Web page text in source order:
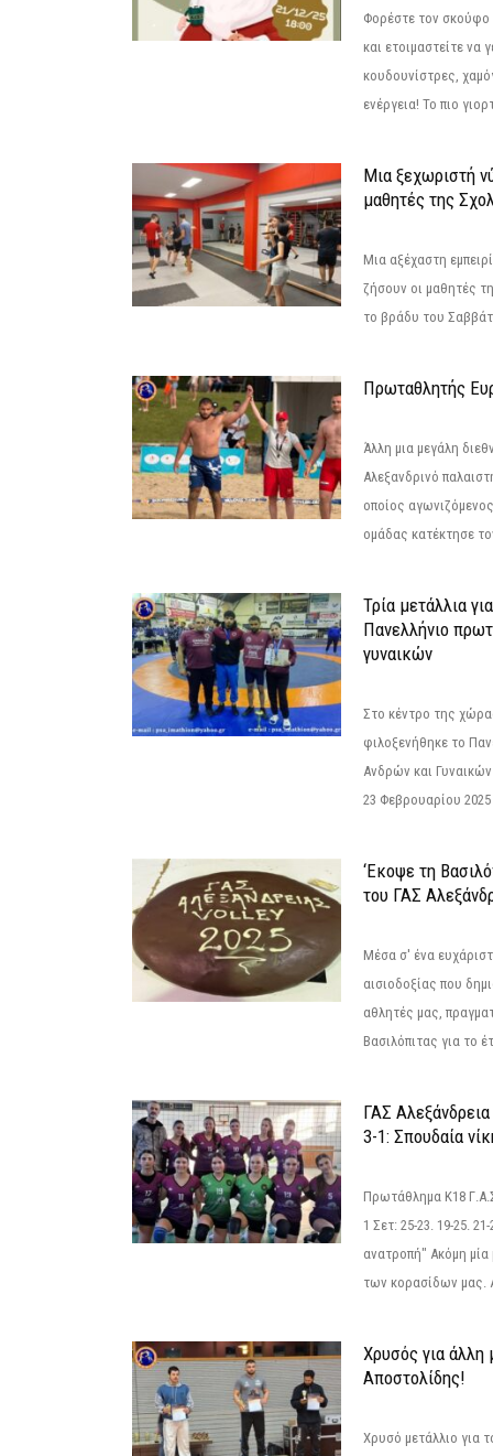
Φορέστε τον σκούφο
και ετοιμαστείτε να
κουδουνίστρες,
ενέργεια! Το πιο
Μια ξεχωριστή
μαθητές της
Μια αξέχαστη
ζήσουν οι μαθητές
το βράδυ του
Πρωταθλητής
Άλλη μια μεγάλη
Αλεξανδρινό
οποίος
ομάδας κατέκτησε
Τρία μετάλλια
Πανελλήνιο
γυναικών
Στο κέντρο της
φιλοξενήθηκε το
Ανδρών και
23 Φεβρουαρίου
‘Εκοψε τη
του ΓΑΣ
Μέσα σ' ένα
αισιοδοξίας που
αθλητές μας,
Βασιλόπιτας για το
ΓΑΣ
3-1: Σπουδαία
Πρωτάθλημα Κ18
1 Σετ: 25-23. 19-25.
ανατροπή" Ακόμη μία
των κορασίδων μας.
Χρυσός για άλλη
Αποστολίδης!
Χρυσό μετάλλιο για